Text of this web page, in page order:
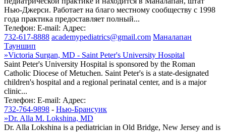
Нью-Джерси. Работает на благо местному сообществу с 1998
года практика предоставляет полный...
Телефон: E-mail: Адрес:
732-617-8888 academypediatrics@gmail.com Маналапан
Тауншип
»Victoria Surgan, MD - Saint Peter's University Hospital
Saint Peter's University Hospital is sponsored by the Roman
Catholic Diocese of Metuchen. Saint Peter's is a state-designated
children's hospital and a regional perinatal center, and is a major
clinic...
Телефон: E-mail: Адрес:
732-764-9898 - Нью-Брансуик
»Dr. Alla M. Lokshina, MD
Dr. Alla Lokshina is a pediatrician in Old Bridge, New Jersey and is